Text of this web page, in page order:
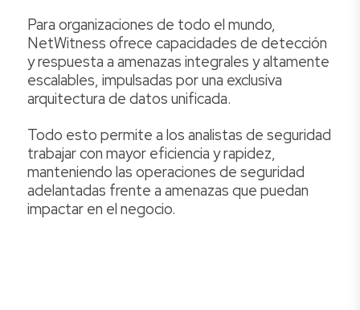
Para organizaciones de todo el mundo,
NetWitness ofrece capacidades de detección
y respuesta a amenazas integrales y altamente
escalables, impulsadas por una exclusiva
arquitectura de datos unificada.
Todo esto permite a los analistas de seguridad
trabajar con mayor eficiencia y rapidez,
manteniendo las operaciones de seguridad
adelantadas frente a amenazas que puedan
impactar en el negocio.